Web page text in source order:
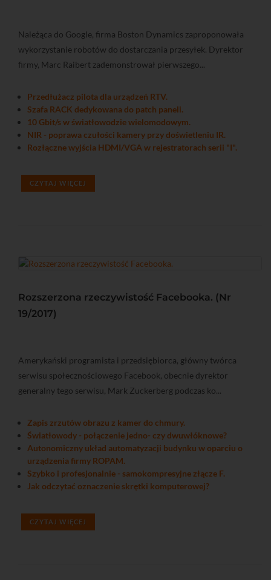
Należąca do Google, firma Boston Dynamics zaproponowała
wykorzystanie robotów do dostarczania przesyłek. Dyrektor
firmy, Marc Raibert zademonstrował pierwszego...
Przedłużacz pilota dla urządzeń RTV.
Szafa RACK dedykowana do patch paneli.
10 Gbit/s w światłowodzie wielomodowym.
NIR - poprawa czułości kamery przy doświetleniu IR.
Rozłączne wyjścia HDMI/VGA w rejestratorach serii "I".
CZYTAJ WIĘCEJ
Rozszerzona rzeczywistość Facebooka. (Nr
19/2017)
Amerykański programista i przedsiębiorca, główny twórca
serwisu społecznościowego Facebook, obecnie dyrektor
generalny tego serwisu, Mark Zuckerberg podczas ko...
Zapis zrzutów obrazu z kamer do chmury.
Światłowody - połączenie jedno- czy dwuwłóknowe?
Autonomiczny układ automatyzacji budynku w oparciu o
urządzenia firmy ROPAM.
Szybko i profesjonalnie - samokompresyjne złącze F.
Jak odczytać oznaczenie skrętki komputerowej?
CZYTAJ WIĘCEJ